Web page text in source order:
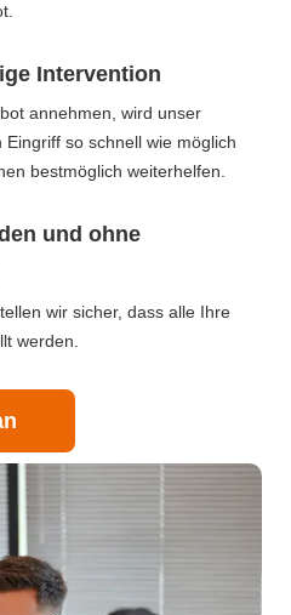
Intervention
annehmen, wird unser
Eingriff so schnell wie möglich
bestmöglich weiterhelfen.
und ohne
wir sicher, dass alle Ihre
werden.